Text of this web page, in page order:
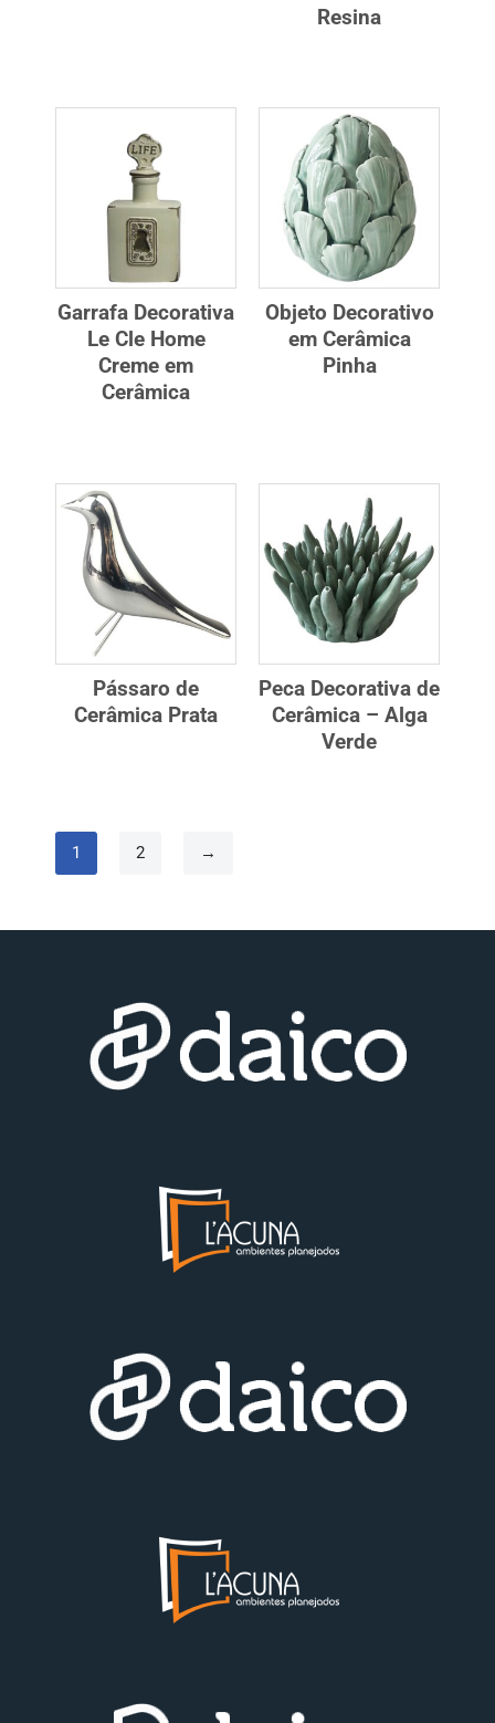
Resina
Garrafa Decorativa
Le Cle Home
Creme em
Cerâmica
Objeto Decorativo
em Cerâmica
Pinha
Pássaro de
Cerâmica Prata
Peca Decorativa de
Cerâmica – Alga
Verde
1 2 →